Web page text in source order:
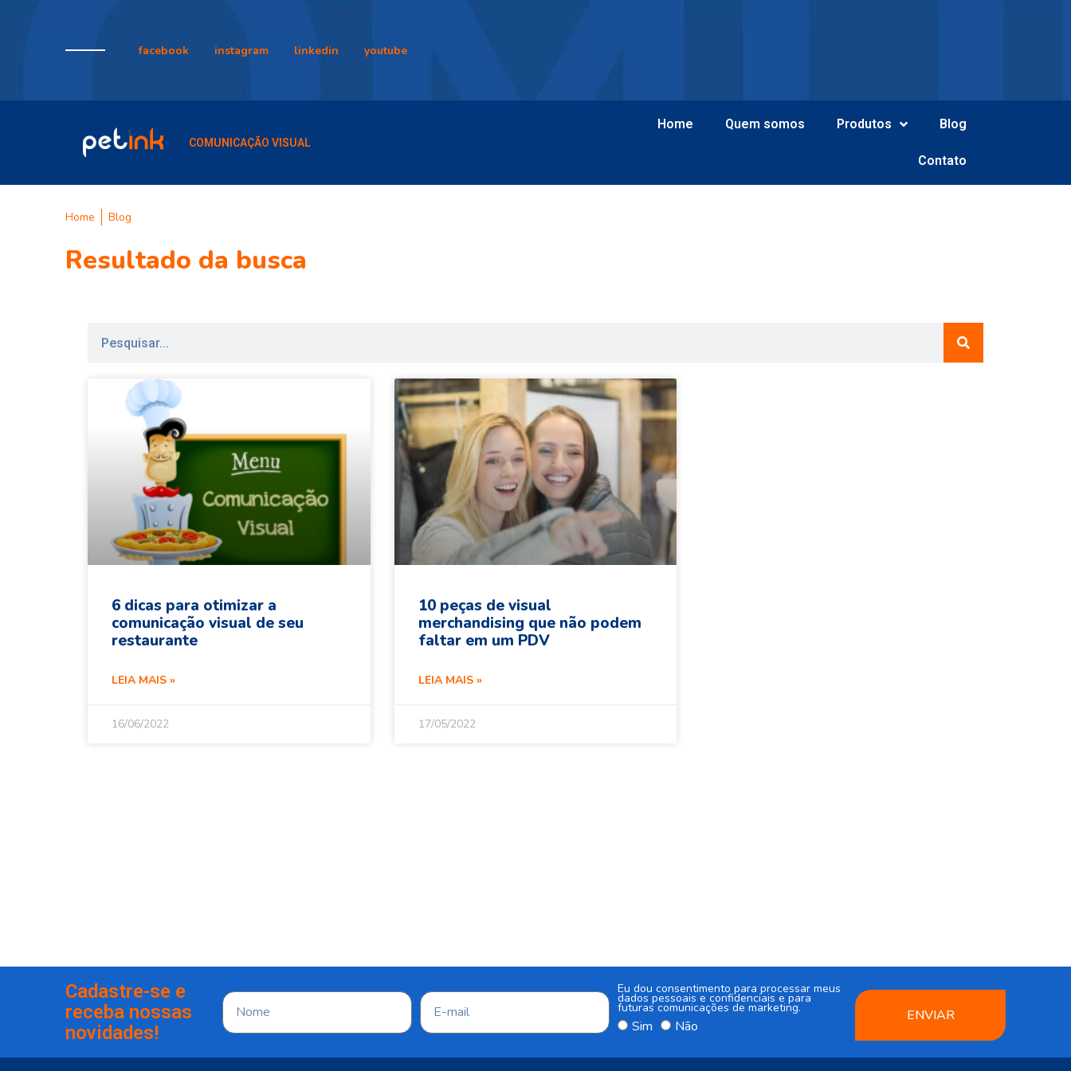
facebook instagram linkedin youtube
COMUNICAÇÃO VISUAL
Home Quem somos Produtos Blog
Contato
Home Blog
Resultado da busca
6 dicas para otimizar a
comunicação visual de seu
restaurante
LEIA MAIS »
16/06/2022
10 peças de visual
merchandising que não podem
faltar em um PDV
LEIA MAIS »
17/05/2022
Cadastre-se e
receba nossas
novidades!
Eu dou consentimento para processar meus
dados pessoais e confidenciais e para
futuras comunicações de marketing.
Sim Não
ENVIAR